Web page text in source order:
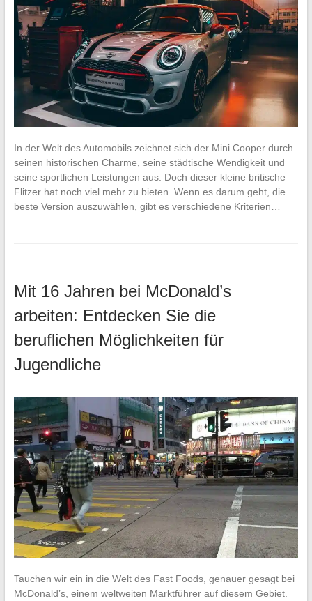
In der Welt des Automobils zeichnet sich der Mini Cooper durch
seinen historischen Charme, seine städtische Wendigkeit und
seine sportlichen Leistungen aus. Doch dieser kleine britische
Flitzer hat noch viel mehr zu bieten. Wenn es darum geht, die
beste Version auszuwählen, gibt es verschiedene Kriterien…
Mit 16 Jahren bei McDonald’s
arbeiten: Entdecken Sie die
beruflichen Möglichkeiten für
Jugendliche
Tauchen wir ein in die Welt des Fast Foods, genauer gesagt bei
McDonald’s, einem weltweiten Marktführer auf diesem Gebiet.